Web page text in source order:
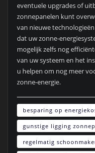
eventuele upgrades of
zonnepanelen kunt
van nieuwe
dat uw zonne-
mogelijk zelfs nog
van uw systeem en het
u helpen om nog meer
zonne-energie.
besparing op
gunstige ligging
regelmatig